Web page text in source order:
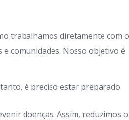
trabalhamos diretamente com o
comunidades. Nosso objetivo é
é preciso estar preparado
doenças. Assim, reduzimos o